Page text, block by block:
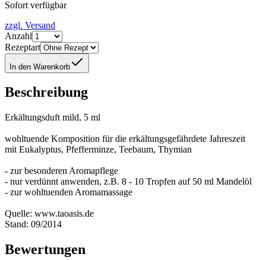
Sofort verfügbar
zzgl. Versand
Anzahl
Rezeptart
In den Warenkorb
Beschreibung
Erkältungsduft mild, 5 ml
wohltuende Komposition für die erkältungsgefährdete Jahreszeit
mit Eukalyptus, Pfefferminze, Teebaum, Thymian
- zur besonderen Aromapflege
- nur verdünnt anwenden, z.B. 8 - 10 Tropfen auf 50 ml Mandelöl
- zur wohltuenden Aromamassage
Quelle: www.taoasis.de
Stand: 09/2014
Bewertungen